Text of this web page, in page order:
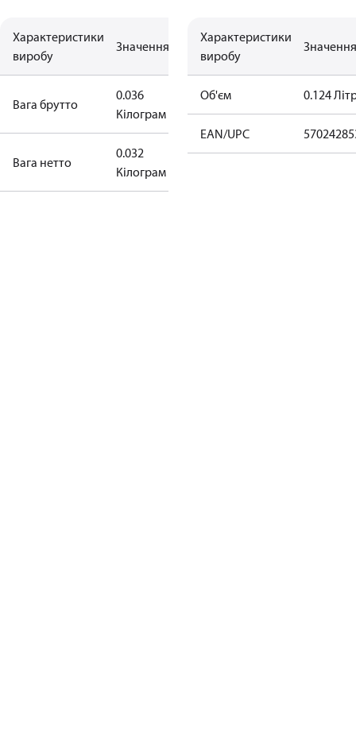
Характеристики
виробу
Значення
Вага брутто
0.036
Кілограм
Bага нетто
0.032
Кілограм
Характеристики
виробу
Значення
Об'єм 0.124
EAN/UPC